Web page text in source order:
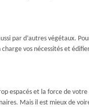
par d’autres végétaux.
vos nécessités et
espacés et la force de
Mais il est mieux de